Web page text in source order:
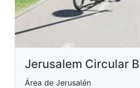
Jerusalem Circular
Área de Jerusalén